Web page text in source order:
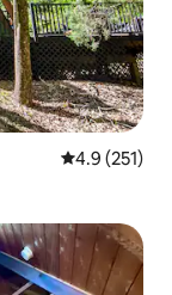
平均评分 4.9
4.9 (251)